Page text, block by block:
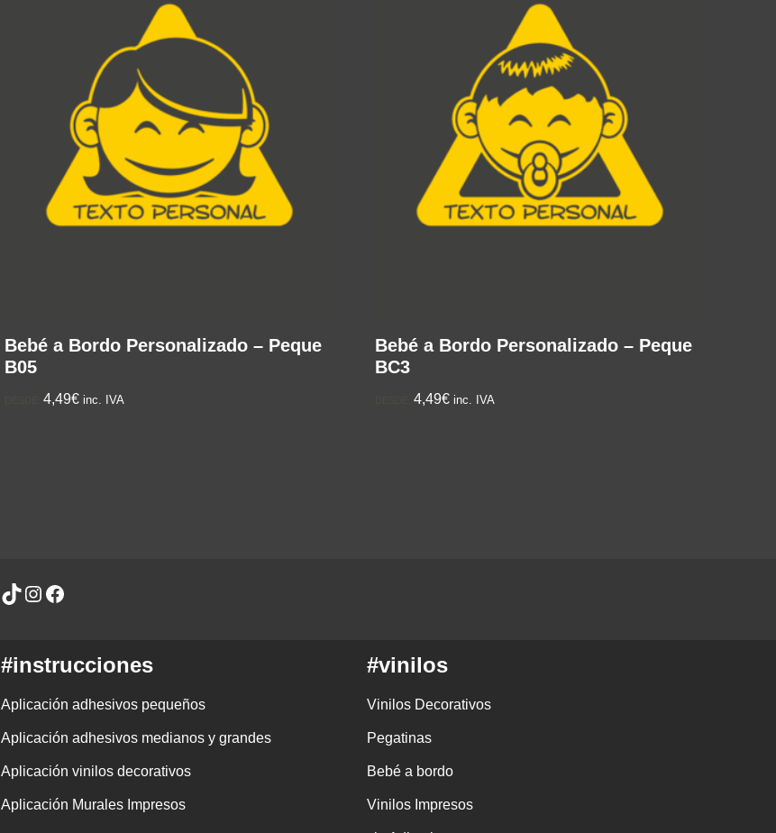
Bebé a Bordo Personalizado – Peque
B05
DESDE:4,49€ inc. IVA
Bebé a Bordo Personalizado – Peque
BC3
DESDE:4,49€ inc. IVA
#instrucciones
Aplicación adhesivos pequeños
Aplicación adhesivos medianos y grandes
Aplicación vinilos decorativos
Aplicación Murales Impresos
#vinilos
Vinilos Decorativos
Pegatinas
Bebé a bordo
Vinilos Impresos